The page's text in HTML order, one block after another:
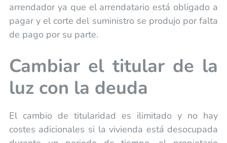
arrendador ya que el arrendatario está obligado a
pagar y el corte del suministro se produjo por falta
de pago por su parte.
Cambiar el titular de la
luz con la deuda
El cambio de titularidad es ilimitado y no hay
costes adicionales si la vivienda está desocupada